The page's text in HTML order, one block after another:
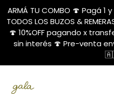
ARMÁ TU COMBO 🍄 Pagá 1
TODOS LOS BUZOS &
🍄 10%OFF pagando x
sin interés 🍄 Pre-venta